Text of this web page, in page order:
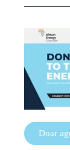
Doar